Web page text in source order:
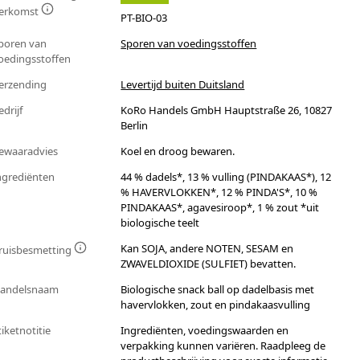
PT-BIO-03
van
Sporen van voedingsstoffen
Levertijd buiten Duitsland
KoRo Handels GmbH Hauptstraße 26, 10827
Berlin
Koel en droog bewaren.
44 % dadels*, 13 % vulling (PINDAKAAS*), 12
% HAVERVLOKKEN*, 12 % PINDA'S*, 10 %
PINDAKAAS*, agavesiroop*, 1 % zout *uit
biologische teelt
Kan SOJA, andere NOTEN, SESAM en
ZWAVELDIOXIDE (SULFIET) bevatten.
Biologische snack ball op dadelbasis met
havervlokken, zout en pindakaasvulling
Ingrediënten, voedingswaarden en
verpakking kunnen variëren. Raadpleeg de